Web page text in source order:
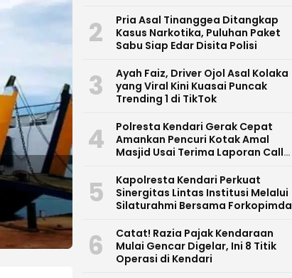
2
Pria Asal Tinanggea Ditangkap
Kasus Narkotika, Puluhan Paket
Sabu Siap Edar Disita Polisi
3
Ayah Faiz, Driver Ojol Asal Kolaka
yang Viral Kini Kuasai Puncak
Trending 1 di TikTok
4
Polresta Kendari Gerak Cepat
Amankan Pencuri Kotak Amal
Masjid Usai Terima Laporan Call
5
Kapolresta Kendari Perkuat
Sinergitas Lintas Institusi Melalui
Silaturahmi Bersama Forkopimda
6
Catat! Razia Pajak Kendaraan
Mulai Gencar Digelar, Ini 8 Titik
Operasi di Kendari